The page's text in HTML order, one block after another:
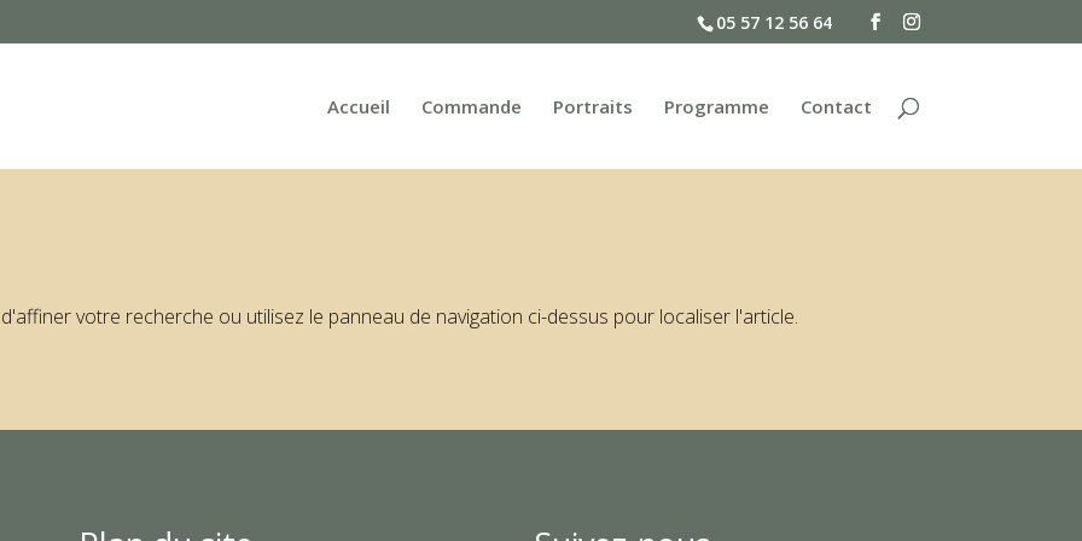
05 57 12 56 64
Accueil Commande Portraits Programme Contact
votre recherche ou utilisez le panneau de navigation ci-dessus pour localiser l'article.